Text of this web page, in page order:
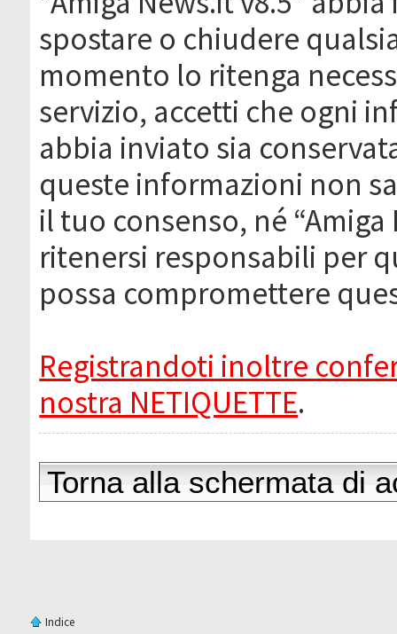
spostare o chiudere
momento lo ritenga
servizio, accetti che ogni
abbia inviato sia
queste informazioni non
il tuo consenso, né
ritenersi responsabili per
possa compromettere
Registrandoti inoltre
nostra NETIQUETTE.
Torna alla schermata di
Indice